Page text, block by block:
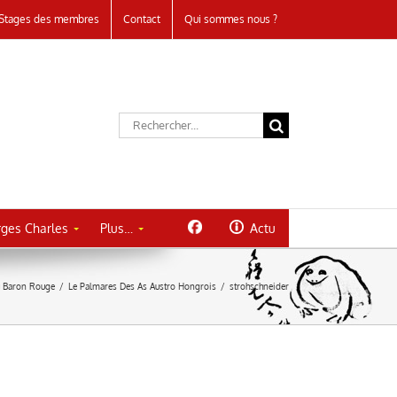
des membres Contact Qui sommes nous ?
Rechercher:
Charles Plus… Actu
Rouge / Le Palmares Des As Austro Hongrois / strohschneider